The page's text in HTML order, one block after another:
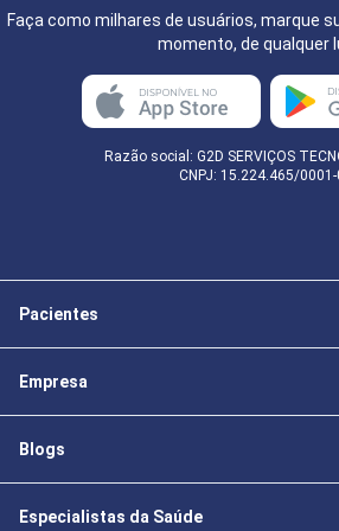
Faça como milhares de usuários, marque
momento, de qualquer
Razão social: G2D SERVIÇOS
CNPJ: 15.224.465/0001-
Pacientes
Empresa
Blogs
Especialistas da Saúde